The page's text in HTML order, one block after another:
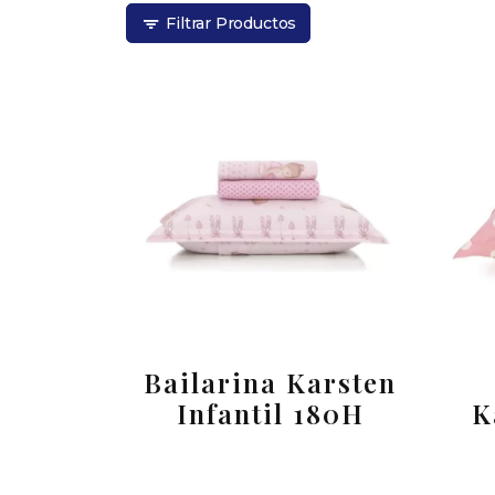
Filtrar Productos
Bailarina Karsten
Infantil 180H